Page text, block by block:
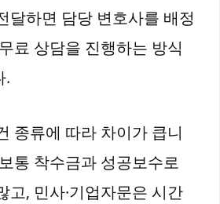
달하면 담당 변호사를 배정
료 상담을 진행하는 방식
.
종류에 따라 차이가 큽니
통 착수금과 성공보수로
고, 민사·기업자문은 시간